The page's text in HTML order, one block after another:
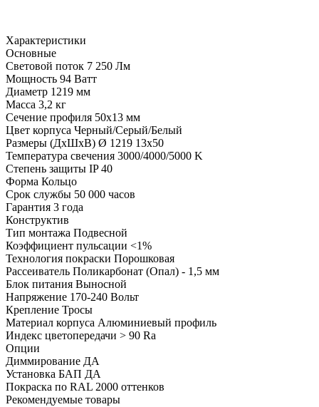
Характеристики
Основные
Световой поток 7 250 Лм
Мощность 94 Ватт
Диаметр 1219 мм
Масса 3,2 кг
Сечение профиля 50х13 мм
Цвет корпуса Черный/Серый/Белый
Размеры (ДхШхВ) Ø 1219 13х50
Температура свечения 3000/4000/5000 K
Степень защиты IP 40
Форма Кольцо
Срок службы 50 000 часов
Гарантия 3 года
Конструктив
Тип монтажа Подвесной
Коэффициент пульсации <1%
Технология покраски Порошковая
Рассеиватель Поликарбонат (Опал) - 1,5 мм
Блок питания Выносной
Напряжение 170-240 Вольт
Крепление Тросы
Материал корпуса Алюминиевый профиль
Индекс цветопередачи > 90 Ra
Опции
Диммирование ДА
Установка БАП ДА
Покраска по RAL 2000 оттенков
Рекомендуемые товары